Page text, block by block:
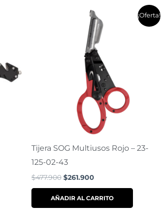
¡Oferta!
Tijera SOG Multiusos Rojo – 23-
125-02-43
$477.900
original
$477.900.
$261.900
El
precio
actual
es:
$261.900.
AÑADIR AL CARRITO